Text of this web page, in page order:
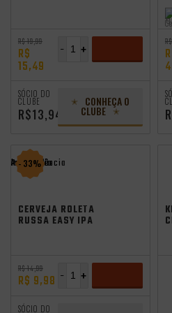
R$ 19,99
R$
15,49
+
-
SÓCIO DO
CLUBE
R$13,94
CONHEÇA O
CLUBE
Promocoes
Aniversario
independência
- 33%
CERVEJA ROLETA
RUSSA EASY IPA
R$ 14,99
R$ 9,98 +
-
SÓCIO DO